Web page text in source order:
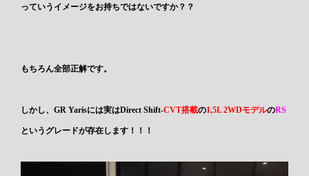
っていうイメージをお持ちではないですか？？
もちろん全部正解です。
しかし、GR Yarisには実はDirect Shift-CVT搭載の1,5L 2WDモデルのRS
というグレードが存在します！！！